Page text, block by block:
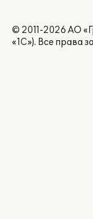
© 2011-2026 АО
«1С»). Все права